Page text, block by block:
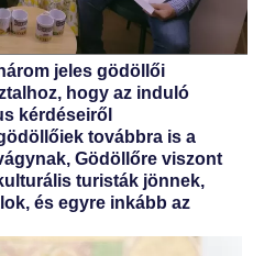
jeles gödöllői
hogy az induló
kérdéseiről
továbbra is a
Gödöllőre viszont
turisták jönnek,
és egyre inkább az